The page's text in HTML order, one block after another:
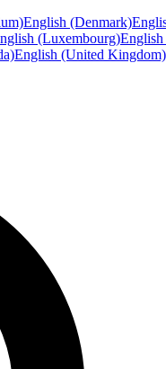
English (Denmark)
(Luxembourg)
English (United Kingdom)